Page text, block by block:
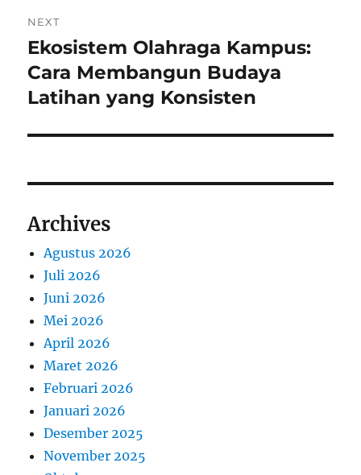
NEXT
Next
post:
Ekosistem Olahraga Kampus:
Cara Membangun Budaya
Latihan yang Konsisten
Archives
Agustus 2026
Juli 2026
Juni 2026
Mei 2026
April 2026
Maret 2026
Februari 2026
Januari 2026
Desember 2025
November 2025